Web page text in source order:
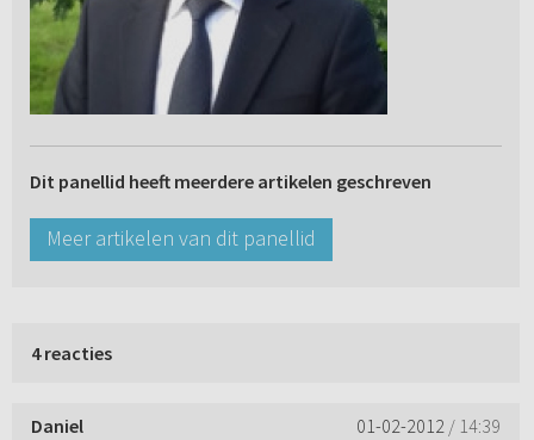
Dit panellid heeft meerdere artikelen geschreven
Meer artikelen van dit panellid
4 reacties
Daniel 01-02-2012 / 14:39